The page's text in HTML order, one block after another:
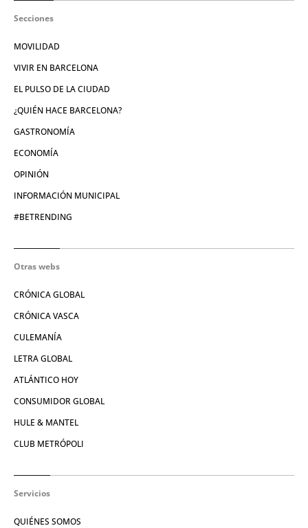
Secciones
MOVILIDAD
VIVIR EN BARCELONA
EL PULSO DE LA CIUDAD
¿QUIÉN HACE BARCELONA?
GASTRONOMÍA
ECONOMÍA
OPINIÓN
INFORMACIÓN MUNICIPAL
#BETRENDING
Otras webs
CRÓNICA GLOBAL
CRÓNICA VASCA
CULEMANÍA
LETRA GLOBAL
ATLÁNTICO HOY
CONSUMIDOR GLOBAL
HULE & MANTEL
CLUB METRÓPOLI
Servicios
QUIÉNES SOMOS